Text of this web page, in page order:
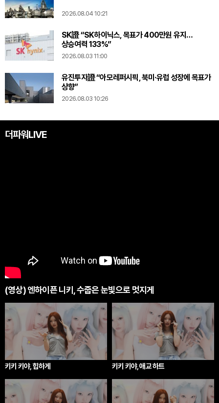
2026.08.04 10:21
SK證 “SK하이닉스, 목표가 400만원 유지…
상승여력 133%”
2026.08.03 11:00
유진투자證 “아모레퍼시픽, 북미·유럽 성장에 목표가
상향”
2026.08.03 10:26
더파워LIVE
(영상) 엔하이픈 니키, 수줍은 눈빛으로 멋지게
키키 키야, 힙하게 키키 키야, 애교 하트